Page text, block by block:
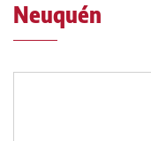
Neuquén